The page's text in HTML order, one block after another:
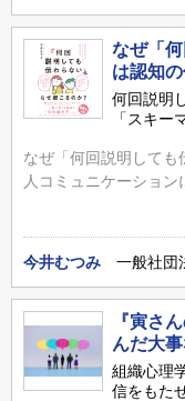
なぜ「
は認知
何回説明
「スキー
なぜ「何回説明して
人コミュニケーション
今井むつみ 一般社団
『寅さ
んだ大
組織心理
信をもた